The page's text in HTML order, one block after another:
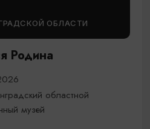
ОБЛАСТИ
Родина
областной
музей